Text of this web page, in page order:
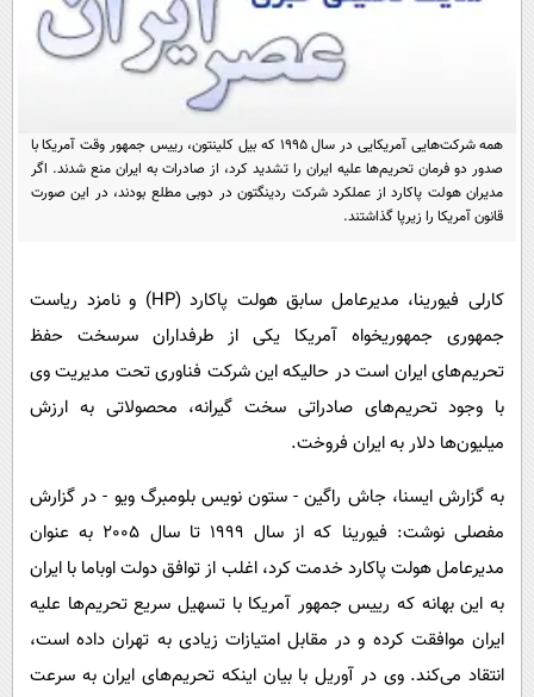
یک برش دانایی
سفر و تفریح
علم و دانش
علمی
اخبار کریپتو
گوناگون
سرگرمی
فیلم
سیاست
فناوری
حوادث
محیط زیست
سلامت
بین الملل
داستان کوتاه
روانشناسی
همه شرکت‌هایی آمریکایی در سال 1995 که بیل کلینتون، رییس جمهور وقت آمریکا با
صدور دو فرمان تحریم‌ها علیه ایران را تشدید کرد، از صادرات به ایران منع شدند. اگر
مدیران هولت پاکارد از عملکرد شرکت ردینگتون در دوبی مطلع بودند، در این صورت
قانون آمریکا را زیرپا گذاشتند.
کارلی فیورینا، مدیرعامل سابق هولت پاکارد (HP) و نامزد ریاست
جمهوری جمهوریخواه آمریکا یکی از طرفداران سرسخت حفظ
تحریم‌های ایران است در حالیکه این شرکت فناوری تحت مدیریت وی
با وجود تحریم‌های صادراتی سخت گیرانه، محصولاتی به ارزش
میلیون‌ها دلار به ایران فروخت.
به گزارش ایسنا، جاش راگین - ستون نویس بلومبرگ ویو - در گزارش
مفصلی نوشت: فیورینا که از سال 1999 تا سال 2005 به عنوان
مدیرعامل هولت پاکارد خدمت کرد، اغلب از توافق دولت اوباما با ایران
به این بهانه که رییس جمهور آمریکا با تسهیل سریع تحریم‌ها علیه
ایران موافقت کرده و در مقابل امتیازات زیادی به تهران داده است،
انتقاد می‌کند. وی در آوریل با بیان اینکه تحریم‌های ایران به سرعت